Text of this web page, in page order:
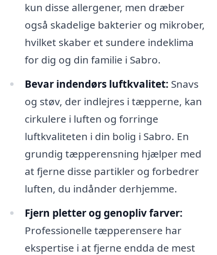
kun disse allergener, men dræber
også skadelige bakterier og mikrober,
hvilket skaber et sundere indeklima
for dig og din familie i Sabro.
Bevar indendørs luftkvalitet: Snavs
og støv, der indlejres i tæpperne, kan
cirkulere i luften og forringe
luftkvaliteten i din bolig i Sabro. En
grundig tæpperensning hjælper med
at fjerne disse partikler og forbedrer
luften, du indånder derhjemme.
Fjern pletter og genopliv farver:
Professionelle tæpperensere har
ekspertise i at fjerne endda de mest